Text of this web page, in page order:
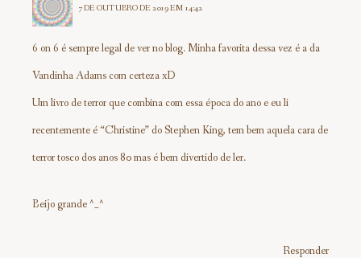
7 DE OUTUBRO DE 2019 EM 14:42
6 on 6 é sempre legal de ver no blog. Minha favorita dessa vez é a da
Vandinha Adams com certeza xD
Um livro de terror que combina com essa época do ano e eu li
recentemente é “Christine” do Stephen King, tem bem aquela cara de
terror tosco dos anos 80 mas é bem divertido de ler.
Beijo grande ^_^
Responder